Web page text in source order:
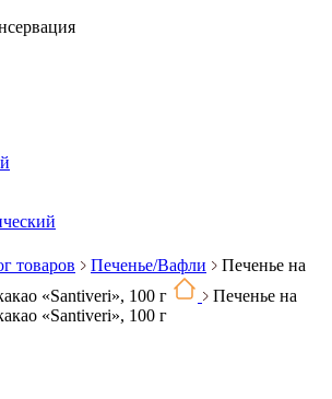
товаров Печенье/Вафли
Печенье на
«Santiveri», 100 г
Печенье на
«Santiveri», 100 г